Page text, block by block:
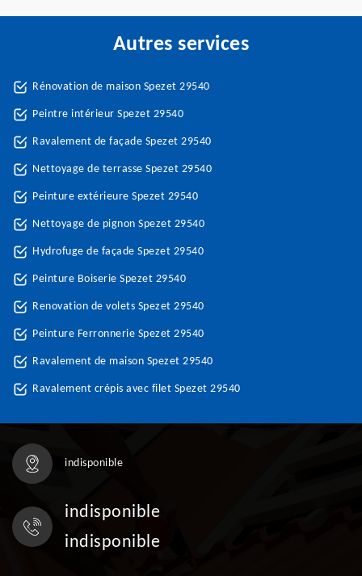
Autres services
Rénovation de maison Spezet 29540
Peintre intérieur Spezet 29540
Ravalement de façade Spezet 29540
Nettoyage de terrasse Spezet 29540
Peinture extérieure Spezet 29540
Nettoyage de pignon Spezet 29540
Hydrofuge de façade Spezet 29540
Peinture Boiserie Spezet 29540
Renovation de volets Spezet 29540
Peinture Ferronnerie Spezet 29540
Ravalement de maison Spezet 29540
Ravalement crépis avec filet Spezet 29540
indisponible
indisponible
indisponible